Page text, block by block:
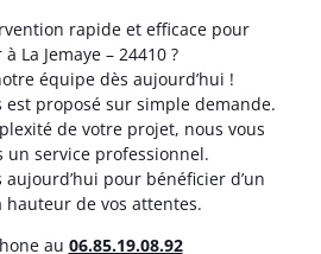
rapide et efficace pour
La Jemaye – 24410 ?
équipe dès aujourd’hui !
est proposé sur simple demande.
de votre projet, nous vous
un service professionnel.
pour bénéficier d’un
hauteur de vos attentes.
au 06.85.19.08.92